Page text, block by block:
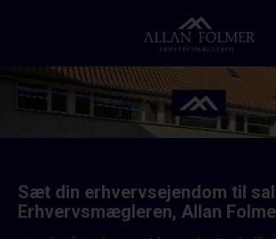
Sæt din erhvervsejendom til
Erhvervsmægleren, Allan